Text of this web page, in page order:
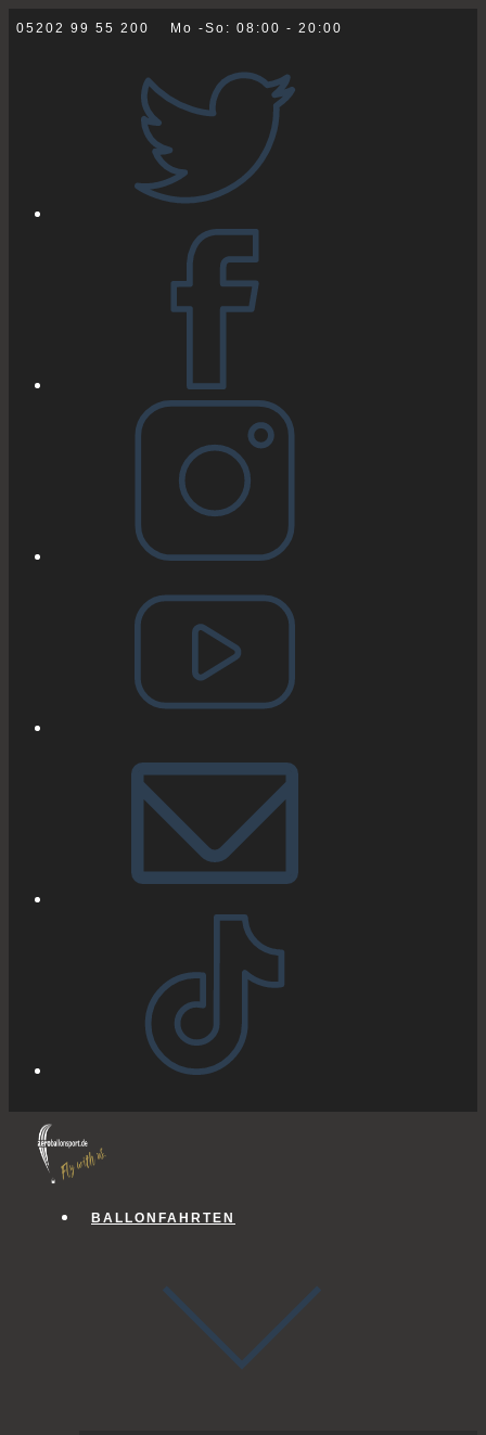
Zum
05202 99 55 200 Mo -So: 08:00 - 20:00
BALLONFAHRTEN